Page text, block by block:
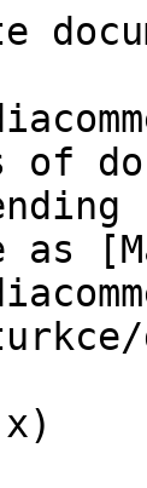
of